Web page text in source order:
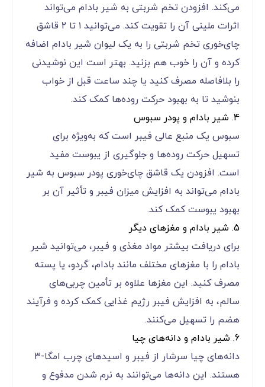
می‌کند. افزودن تخم شربتی به شیر بادام می‌تواند
اثرات ملینی آن را تقویت کند. می‌توانید ۱ تا ۲ قاشق
چای‌خوری تخم شربتی را به یک لیوان شیر بادام اضافه
کرده و آن را خوب هم بزنید. بهتر است این نوشیدنی
را بلافاصله مصرف کنید یا چند ساعت قبل از خواب
بنوشید تا به بهبود حرکت روده‌ها کمک کند.
4. شیر بادام و پودر سبوس
سبوس یک منبع عالی فیبر است که به‌ویژه برای
تسهیل حرکت روده‌ها و جلوگیری از یبوست مفید
است. افزودن یک قاشق چای‌خوری پودر سبوس به شیر
بادام می‌تواند به افزایش میزان فیبر و تأثیر آن بر
بهبود یبوست کمک کند.
5. شیر بادام و مغزهای دیگر
برای دریافت بیشتر مواد مغذی و فیبر، می‌توانید شیر
بادام را با مغزهای مختلف مانند بادام، گردو، یا پسته
مصرف کنید. این مغزها علاوه بر تأمین چربی‌های
سالم، به افزایش فیبر رژیم غذایی کمک کرده و فرآیند
هضم را تسهیل می‌کنند.
6. شیر بادام و دانه‌های چیا
دانه‌های چیا سرشار از فیبر و اسیدهای چرب امگا-۳
هستند. این دانه‌ها می‌توانند به نرم شدن مدفوع و